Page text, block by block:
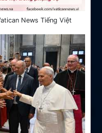
News Tiếng Việt